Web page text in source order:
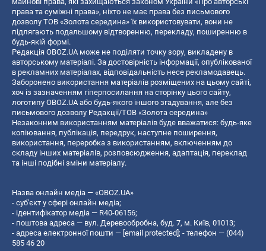
права та суміжні права», ніхто не має права без письмового
дозволу ТОВ «Золота середина» їх використовувати, вони не
підлягають подальшому відтворенню, перекладу, поширенню в
будь-якій формі.
Редакція OBOZ.UA може не поділяти точку зору, викладену в
авторському матеріалі. За достовірність інформації, опублікованої
в рекламних матеріалах, відповідальність несе рекламодавець.
Заборонено використання матеріалів розміщених на цьому сайті,
хоч із зазначенням гіперпосилання на сторінку цього сайту,
логотипу OBOZ.UA або будь-якого іншого згадування, але без
письмового дозволу Редакції/ТОВ «Золота середина»
Незаконним використанням матеріалів буде вважатися: будь-яке
копiювання, публiкацiя, передрук, наступне поширення,
використання, переробка з використанням, включенням до
складу інших матеріалів, розповсюдження, адаптація, переклад
та інші подібні зміни матеріалу.
Назва онлайн медіа — «OBOZ.UA»
- суб'єкт у сфері онлайн медіа;
- ідентифікатор медіа — R40-06156;
- поштова адреса — вул. Деревообробна, буд. 7, м. Київ, 01013;
- адреса електронної пошти — [email protected]; - телефон — (044)
585 46 20